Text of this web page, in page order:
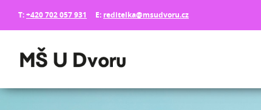
T:+420 702 057 931 E: reditelka@msudvoru.cz